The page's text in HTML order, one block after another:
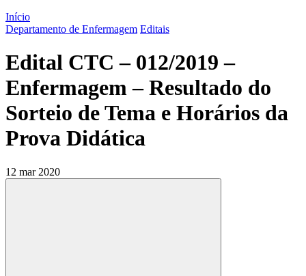
Início
Departamento de Enfermagem Editais
Edital CTC – 012/2019 –
Enfermagem – Resultado do
Sorteio de Tema e Horários da
Prova Didática
12 mar 2020